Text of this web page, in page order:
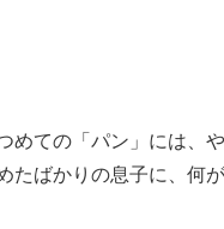
めての「パン」には、
たばかりの息子に、何